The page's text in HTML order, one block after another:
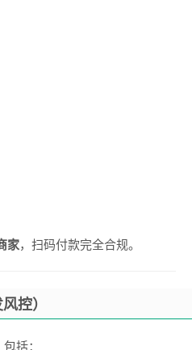
家，扫码付款完全合规。
控）
括：